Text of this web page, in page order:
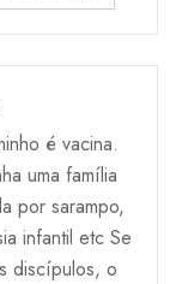
é vacina.
uma família
por sarampo,
infantil etc Se
discípulos, o